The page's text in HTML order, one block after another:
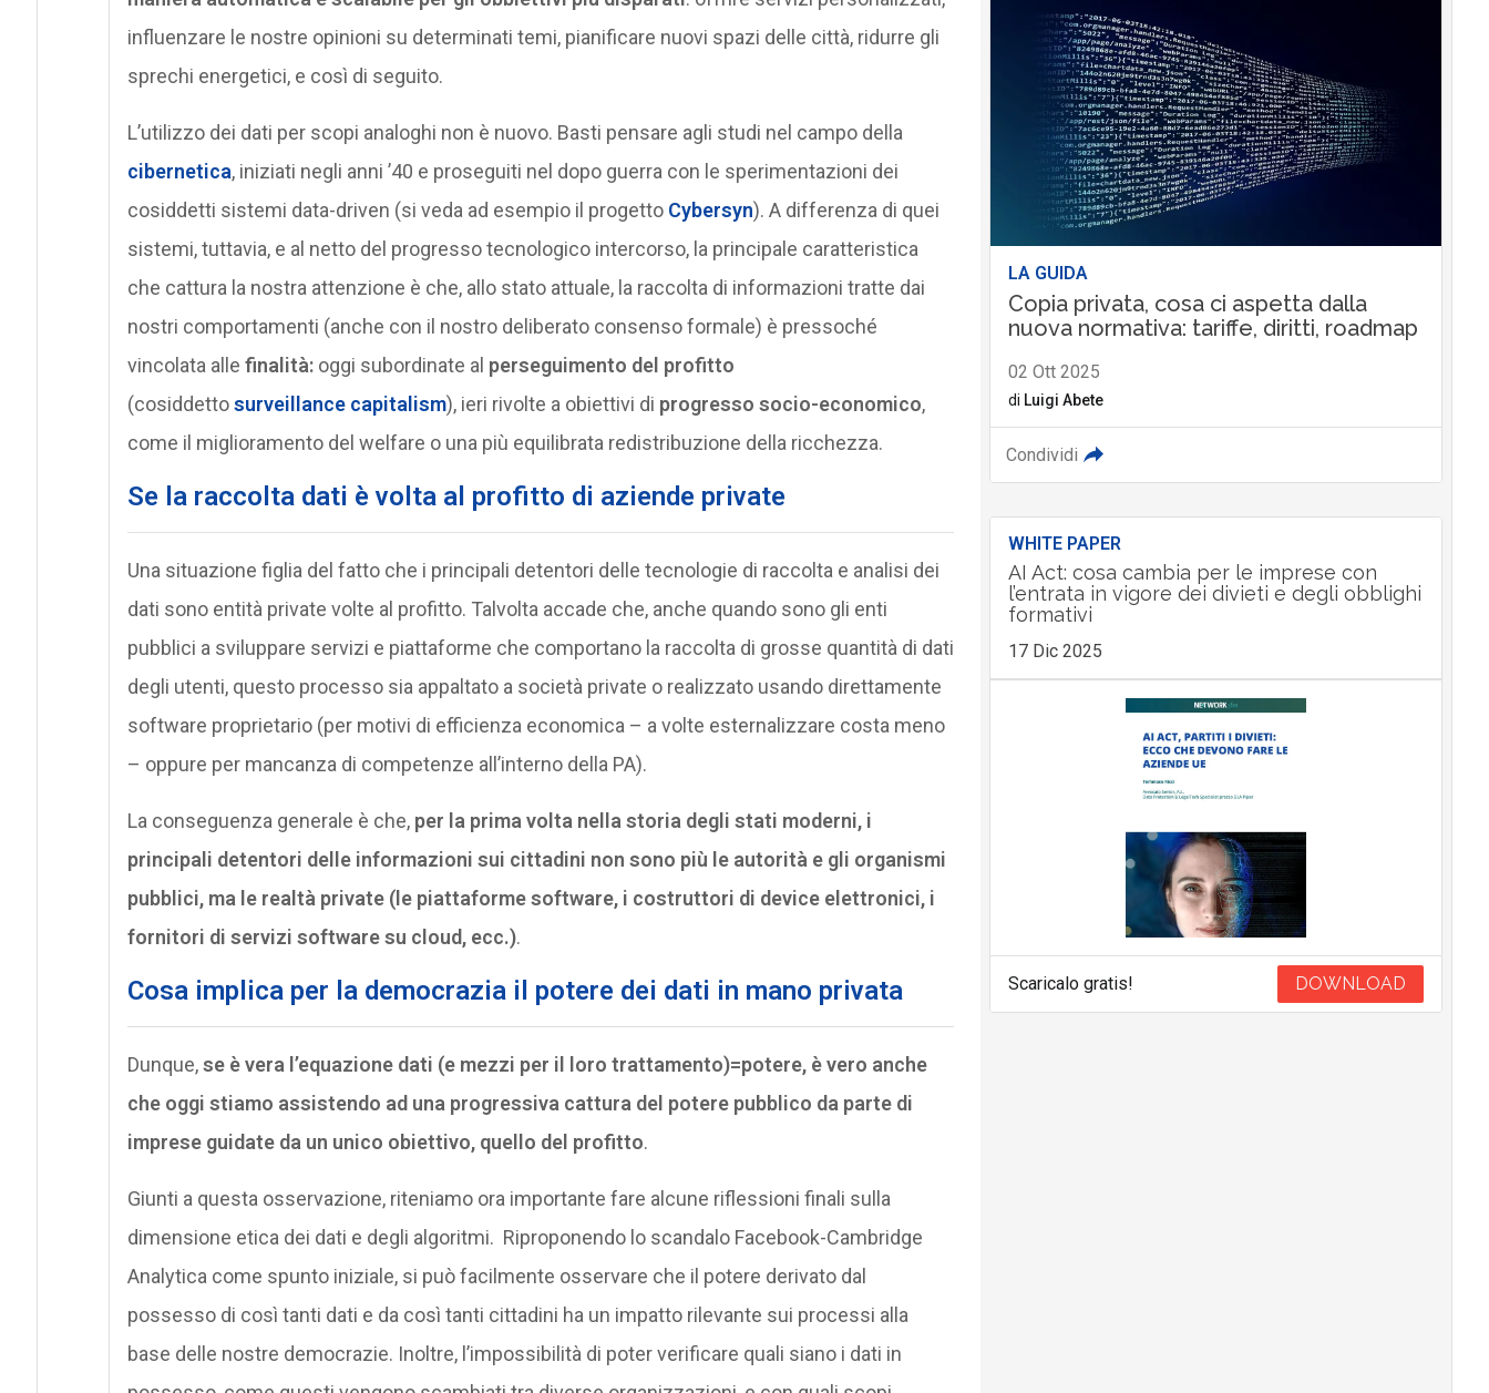
influenzare le nostre opinioni su determinati temi, pianificare nuovi spazi delle città, ridurre gli
sprechi energetici, e così di seguito.
L’utilizzo dei dati per scopi analoghi non è nuovo. Basti pensare agli studi nel campo della
cibernetica, iniziati negli anni ’40 e proseguiti nel dopo guerra con le sperimentazioni dei
cosiddetti sistemi data-driven (si veda ad esempio il progetto Cybersyn). A differenza di quei
sistemi, tuttavia, e al netto del progresso tecnologico intercorso, la principale caratteristica
che cattura la nostra attenzione è che, allo stato attuale, la raccolta di informazioni tratte dai
nostri comportamenti (anche con il nostro deliberato consenso formale) è pressoché
vincolata alle finalità:oggi subordinate al perseguimento del profitto
(cosiddettosurveillance capitalism), ieri rivolte a obiettivi di progresso socio-economico,
come il miglioramento del welfare o una più equilibrata redistribuzione della ricchezza.
Se la raccolta dati è volta al profitto di aziende private
Una situazione figlia del fatto che i principali detentori delle tecnologie di raccolta e analisi dei
dati sono entità private volte al profitto. Talvolta accade che, anche quando sono gli enti
pubblici a sviluppare servizi e piattaforme che comportano la raccolta di grosse quantità di dati
degli utenti, questo processo sia appaltato a società private o realizzato usando direttamente
software proprietario (per motivi di efficienza economica – a volte esternalizzare costa meno
– oppure per mancanza di competenze all’interno della PA).
La conseguenza generale è che, per la prima volta nella storia degli stati moderni, i
principali detentori delle informazioni sui cittadini non sono più le autorità e gli organismi
pubblici, ma le realtà private (le piattaforme software, i costruttori di device elettronici, i
fornitori di servizi software su cloud, ecc.).
Cosa implica per la democrazia il potere dei dati in mano privata
Dunque,se è vera l’equazione dati (e mezzi per il loro trattamento)=potere, è vero anche
che oggi stiamo assistendo ad una progressiva cattura del potere pubblico da parte di
imprese guidate da un unico obiettivo, quello del profitto.
Giunti a questa osservazione, riteniamo ora importante fare alcune riflessioni finali sulla
dimensione etica dei dati e degli algoritmi. Riproponendo lo scandalo Facebook-Cambridge
Analytica come spunto iniziale, si può facilmente osservare che il potere derivato dal
possesso di così tanti dati e da così tanti cittadini ha un impatto rilevante sui processi alla
base delle nostre democrazie. Inoltre, l’impossibilità di poter verificare quali siano i dati in
LA GUIDA
Copia privata, cosa ci aspetta dalla
nuova normativa: tariffe, diritti, roadmap
02 Ott 2025
di Luigi Abete
Condividi
WHITE PAPER
AI Act: cosa cambia per le imprese con
l’entrata in vigore dei divieti e degli obblighi
formativi
17 Dic 2025
Scaricalo gratis! DOWNLOAD